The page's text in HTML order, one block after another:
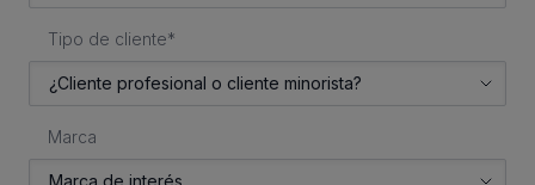
Tipo de cliente*
Marca